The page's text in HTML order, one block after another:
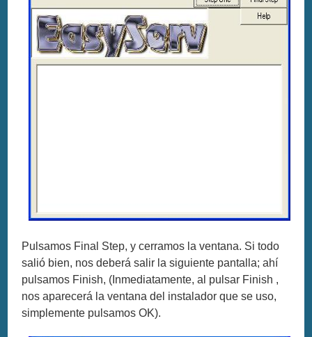
Pulsamos Final Step, y cerramos la ventana. Si todo
salió bien, nos deberá salir la siguiente pantalla; ahí
pulsamos Finish, (Inmediatamente, al pulsar Finish ,
nos aparecerá la ventana del instalador que se uso,
simplemente pulsamos OK).